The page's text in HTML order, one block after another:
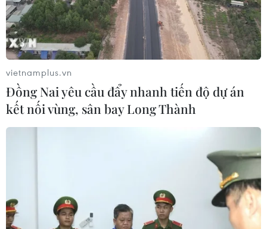
TIN CÙNG CHUYÊN MỤC
Mưa lớn kéo dài gây nhiều thiệt hại
về nhà ở, giao thông tại tỉnh Sơn La
06/08/2026 09:48
Bất cập việc ngừng giao khoán quản
Bão Dolphin hướng vào miền Đông
vietnamplus.vn
Đồng Nai yêu cầu đẩy nhanh tiến độ dự án
kết nối vùng, sân bay Long Thành